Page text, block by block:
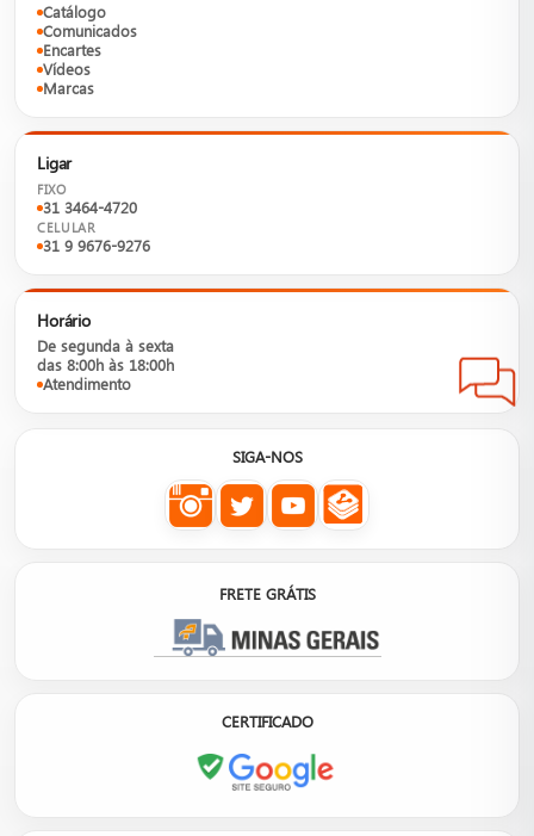
Catálogo
Comunicados
Encartes
Vídeos
Marcas
Ligar
FIXO
31 3464-4720
CELULAR
31 9 9676-9276
Horário
De segunda à sexta
das 8:00h às 18:00h
Atendimento
SIGA-NOS
FRETE GRÁTIS
CERTIFICADO